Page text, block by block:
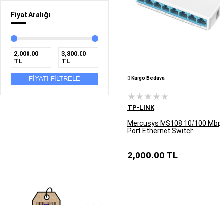
Fiyat Aralığı
2,000.00
TL
3,800.00
TL
FİYATI FİLTRELE Kargo Bedava
★★★★★
TP-LINK
Mercusys MS108 10/100
Port Ethernet Switch
2,000.00 TL